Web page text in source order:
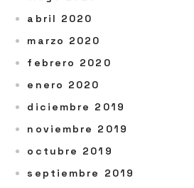
abril 2020
marzo 2020
febrero 2020
enero 2020
diciembre 2019
noviembre 2019
octubre 2019
septiembre 2019